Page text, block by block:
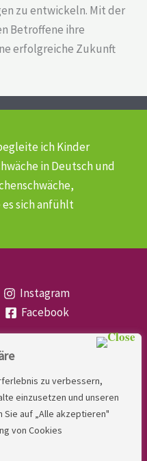
zu verbessern,
einzusetzen und unseren
Sie auf „Alle akzeptieren"
von Cookies
zu entwickeln. Mit der
Betroffene ihre
erfolgreiche Zukunft
ich Kinder
in Deutsch und
sich anfühlt
Instagram
Facebook
by